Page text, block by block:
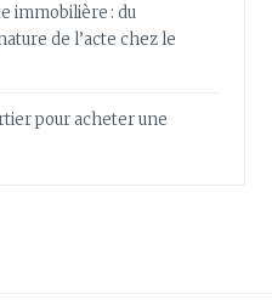
immobilière : du
de l’acte chez le
pour acheter une